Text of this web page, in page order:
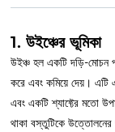
1. উইঞ্চের ভূমিকা
উইঞ্চ হল একটি দড়ি-মোচন
করে এবং কমিয়ে দেয়। এটি
এবং একটি শ্যাফ্টের মতো
থাকা বস্তুটিকে